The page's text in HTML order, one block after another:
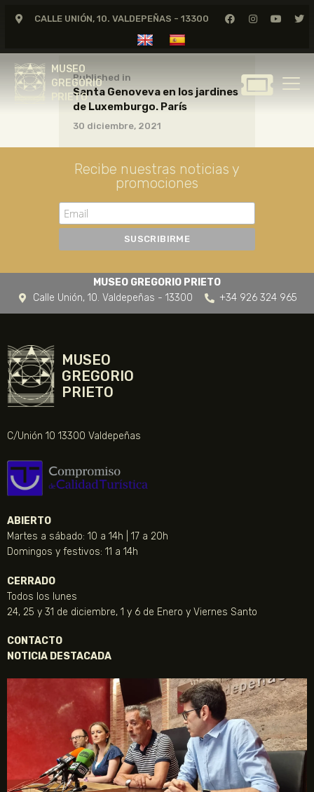
CALLE UNIÓN, 10. VALDEPEÑAS - 13300
MUSEO
GREGORIO
PRIETO
MUSEO
GREGORIO
GREGORIO PRIETO
CERTAMEN DE DIBUJO
FUNDACIÓN
TIENDA
NOTICIAS
Published in
Santa Genoveva en los jardines
de Luxemburgo. París
30 diciembre, 2021
Recibe nuestras noticias y
promociones
MUSEO GREGORIO PRIETO
Calle Unión, 10. Valdepeñas - 13300
+34 926 324 965
MUSEO
GREGORIO
PRIETO
C/Unión 10 13300 Valdepeñas
ABIERTO
Martes a sábado: 10 a 14h | 17 a 20h
Domingos y festivos: 11 a 14h
CERRADO
Todos los lunes
24, 25 y 31 de diciembre, 1 y 6 de Enero y Viernes Santo
CONTACTO
NOTICIA DESTACADA